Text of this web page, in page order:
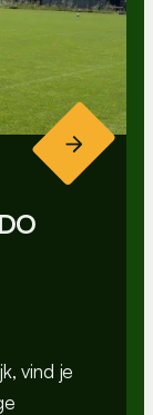
vind je